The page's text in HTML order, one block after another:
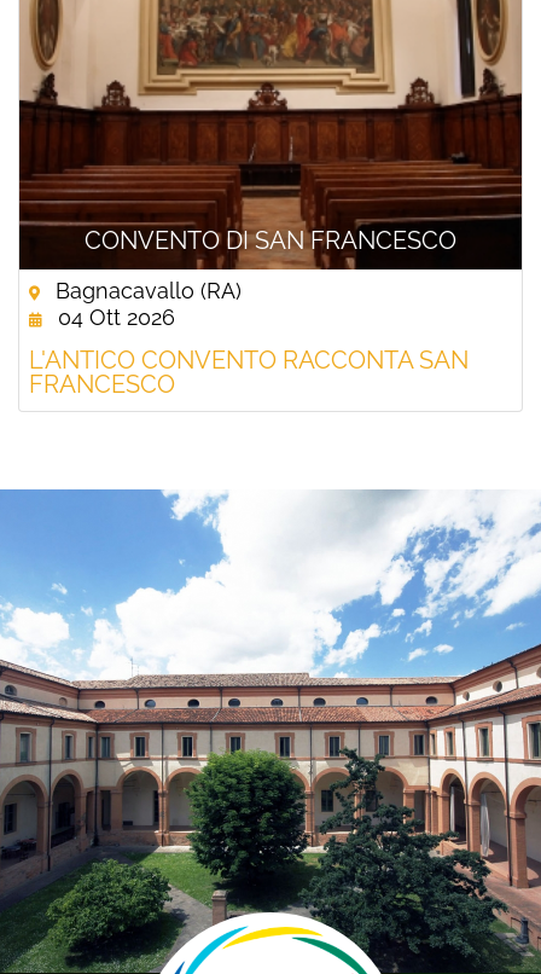
CONVENTO DI SAN FRANCESCO
Bagnacavallo (RA)
04 Ott 2026
L'ANTICO CONVENTO RACCONTA SAN
FRANCESCO